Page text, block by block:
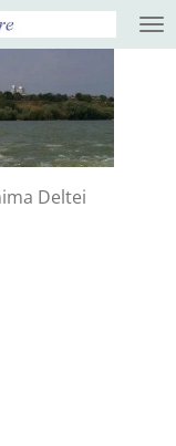
Deltei